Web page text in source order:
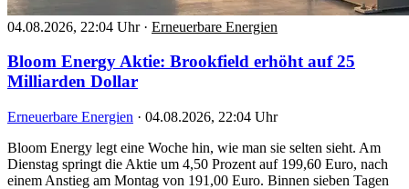
04.08.2026, 22:04 Uhr · Erneuerbare Energien
Bloom Energy Aktie: Brookfield erhöht auf 25
Milliarden Dollar
Erneuerbare Energien · 04.08.2026, 22:04 Uhr
Bloom Energy legt eine Woche hin, wie man sie selten sieht. Am
Dienstag springt die Aktie um 4,50 Prozent auf 199,60 Euro, nach
einem Anstieg am Montag von 191,00 Euro. Binnen sieben Tagen